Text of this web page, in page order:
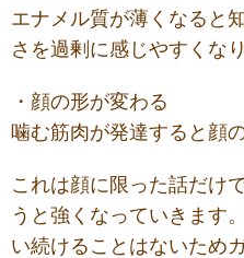
エナメル質が薄くなると
さを過剰に感じやすくなり
・顔の形が変わる
噛む筋肉が発達すると顔
これは顔に限った話だけ
うと強くなっていきます
い続けることはないため